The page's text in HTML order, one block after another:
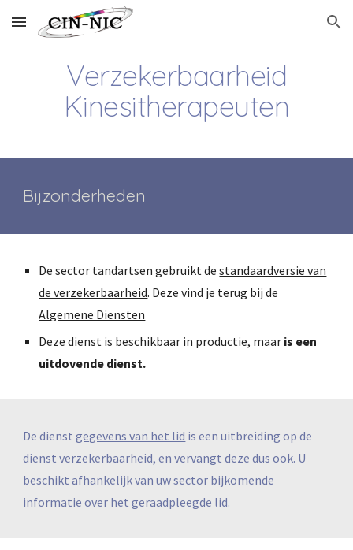
Skip to main content Skip to navigation
Verzekerbaarheid
Kinesitherapeuten
Bijzonderheden
De sector tandartsen gebruikt destandaardversie van
de verzekerbaarheid. Deze vind je terug bij de
Algemene Diensten
Deze dienst is beschikbaar in productie, maar is een
uitdovende dienst.
De dienstgegevens van het lid is een uitbreiding op de
dienst verzekerbaarheid, en vervangt deze dus ook. U
beschikt afhankelijk van uw sector bijkomende
informatie over het geraadpleegde lid.